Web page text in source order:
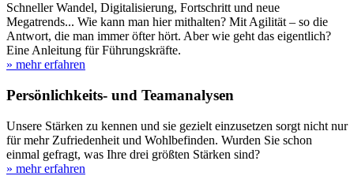
Schneller Wandel, Digitalisierung, Fortschritt und neue
Megatrends... Wie kann man hier mithalten? Mit Agilität – so die
Antwort, die man immer öfter hört. Aber wie geht das eigentlich?
Eine Anleitung für Führungskräfte.
» mehr erfahren
Persönlichkeits- und Teamanalysen
Unsere Stärken zu kennen und sie gezielt einzusetzen sorgt nicht nur
für mehr Zufriedenheit und Wohlbefinden. Wurden Sie schon
einmal gefragt, was Ihre drei größten Stärken sind?
» mehr erfahren